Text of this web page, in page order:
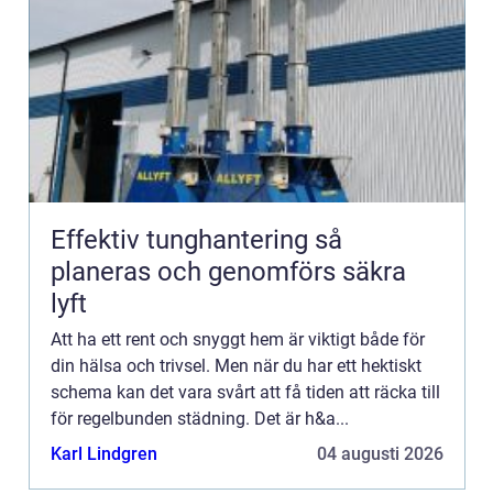
Effektiv tunghantering så
planeras och genomförs säkra
lyft
Att ha ett rent och snyggt hem är viktigt både för
din hälsa och trivsel. Men när du har ett hektiskt
schema kan det vara svårt att få tiden att räcka till
för regelbunden städning. Det är h&a...
Karl Lindgren
04 augusti 2026